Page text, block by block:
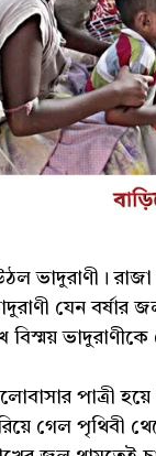
ভাদুরাণী। রাজা
যেন
ভাদুরাণীকে
পাত্রী
গেল পৃথিবী